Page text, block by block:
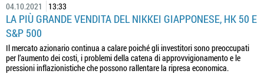
04.10.2021 13:33
LA PIÙ GRANDE VENDITA DEL NIKKEI GIAPPONESE, HK 50 E
S&P 500
Il mercato azionario continua a calare poiché gli investitori sono preoccupati
per l’aumento dei costi, i problemi della catena di approvvigionamento e le
pressioni inflazionistiche che possono rallentare la ripresa economica.